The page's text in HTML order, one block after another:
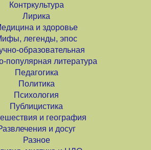
Контркультура
Лирика
и здоровье
легенды, эпос
образовательная
популярная литература
Педагогика
Политика
Психология
Публицистика
и география
и досуг
Разное